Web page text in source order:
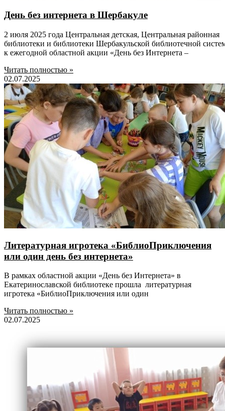
День без интернета в Шербакуле
2 июля 2025 года Центральная детская, Центральная районная
библиотеки и библиотеки Шербакульской библиотечной
к ежегодной областной акции «День без Интернета –
Читать полностью »
02.07.2025
Литературная игротека «БиблиоПриключения
или один день без интернета»
В рамках областной акции «День без Интернета» в
Екатеринославской библиотеке прошла литературная
игротека «БиблиоПриключения или один
Читать полностью »
02.07.2025